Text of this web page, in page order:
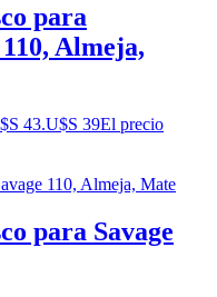
para
Almeja,
43.U$S 39El precio
para Savage